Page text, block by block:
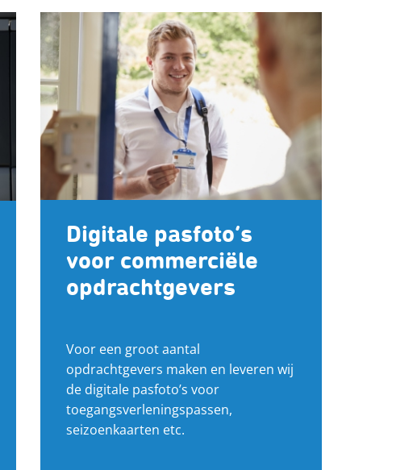
Digitale pasfoto’s
voor commerciële
opdrachtgevers
Voor een groot aantal
opdrachtgevers maken en leveren wij
de digitale pasfoto’s voor
toegangsverleningspassen,
seizoenkaarten etc.